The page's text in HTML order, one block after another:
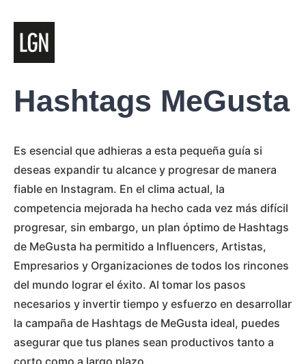
Hashtags MeGusta
Es esencial que adhieras a esta pequeña guía si
deseas expandir tu alcance y progresar de manera
fiable en Instagram. En el clima actual, la
competencia mejorada ha hecho cada vez más difícil
progresar, sin embargo, un plan óptimo de Hashtags
de MeGusta ha permitido a Influencers, Artistas,
Empresarios y Organizaciones de todos los rincones
del mundo lograr el éxito. Al tomar los pasos
necesarios y invertir tiempo y esfuerzo en desarrollar
la campaña de Hashtags de MeGusta ideal, puedes
asegurar que tus planes sean productivos tanto a
corto como a largo plazo.